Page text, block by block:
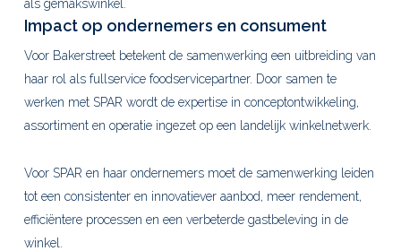
als gemakswinkel.
Impact op ondernemers en consument
Voor Bakerstreet betekent de samenwerking een uitbreiding van
haar rol als fullservice foodservicepartner. Door samen te
werken met SPAR wordt de expertise in conceptontwikkeling,
assortiment en operatie ingezet op een landelijk winkelnetwerk.
Voor SPAR en haar ondernemers moet de samenwerking leiden
tot een consistenter en innovatiever aanbod, meer rendement,
efficiëntere processen en een verbeterde gastbeleving in de
winkel.